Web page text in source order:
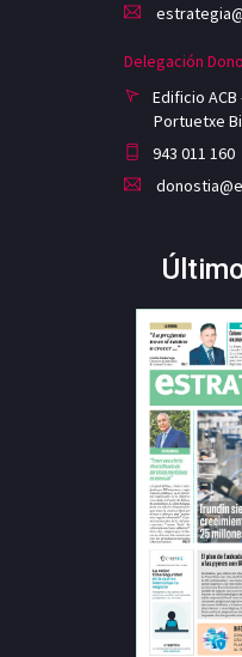
Delegación
Edificio
Portuetxe
943 011 160